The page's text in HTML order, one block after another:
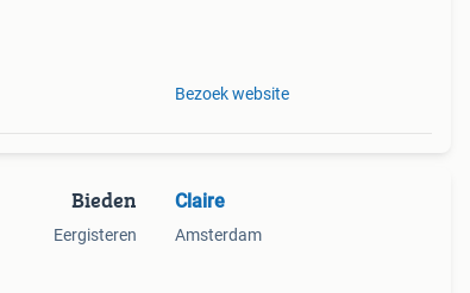
Bezoek website
Bieden
Eergisteren
Claire
Amsterdam